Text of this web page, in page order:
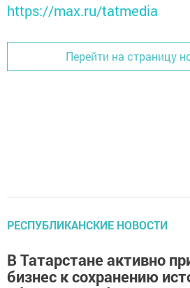
https://max.ru/tatmedia
Перейти на страницу
РЕСПУБЛИКАНСКИЕ НОВОСТИ
В Татарстане активно
бизнес к сохранению